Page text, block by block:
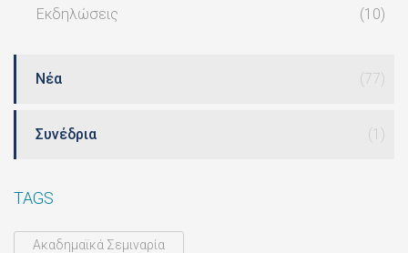
Εκδηλώσεις (10)
Νέα (77)
Συνέδρια (1)
TAGS
Ακαδημαϊκά Σεμιναρία